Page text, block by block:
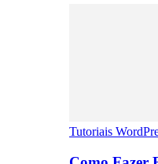
Tutoriais